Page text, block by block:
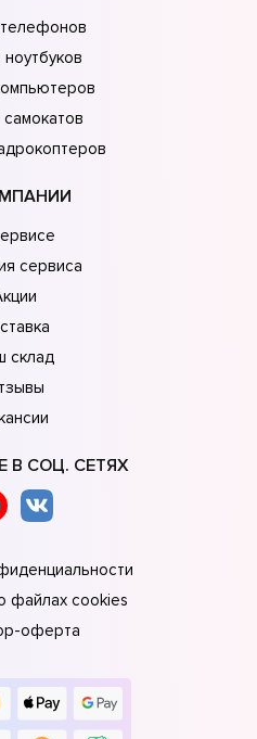
сервиса
склад
В СОЦ. СЕТЯХ
файлах cookies
оферта